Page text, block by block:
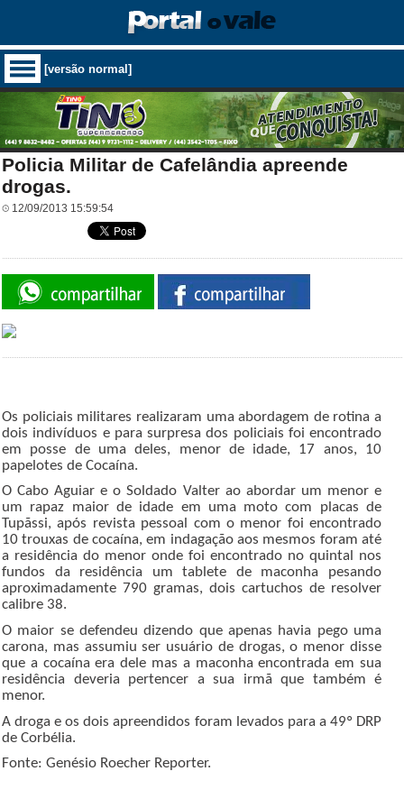
[versão normal]
Policia Militar de Cafelândia apreende
drogas.
12/09/2013 15:59:54
Os policiais militares realizaram uma abordagem de rotina a
dois indivíduos e para surpresa dos policiais foi encontrado
em posse de uma deles, menor de idade, 17 anos, 10
papelotes de Cocaína.
O Cabo Aguiar e o Soldado Valter ao abordar um menor e
um rapaz maior de idade em uma moto com placas de
Tupãssi, após revista pessoal com o menor foi encontrado
10 trouxas de cocaína, em indagação aos mesmos foram até
a residência do menor onde foi encontrado no quintal nos
fundos da residência um tablete de maconha pesando
aproximadamente 790 gramas, dois cartuchos de resolver
calibre 38.
O maior se defendeu dizendo que apenas havia pego uma
carona, mas assumiu ser usuário de drogas, o menor disse
que a cocaína era dele mas a maconha encontrada em sua
residência deveria pertencer a sua irmã que também é
menor.
A droga e os dois apreendidos foram levados para a 49º DRP
de Corbélia.
Fonte: Genésio Roecher Reporter.